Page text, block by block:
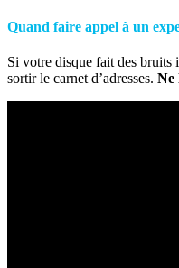
Quand faire appel à un
Si votre disque fait des bruits
sortir le carnet d’adresses. Ne